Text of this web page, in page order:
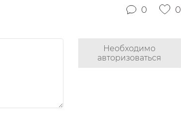
0 0
Необходимо
авторизоваться